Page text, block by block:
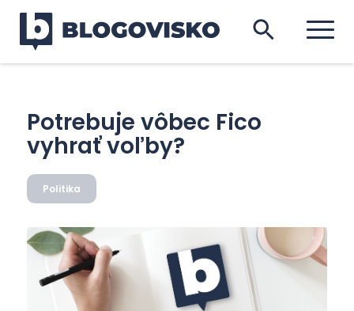
Potrebuje vôbec Fico
vyhrať voľby?
Politika